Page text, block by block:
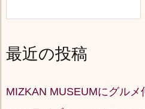
最近の投稿
MIZKAN MUSEUMにグルメ